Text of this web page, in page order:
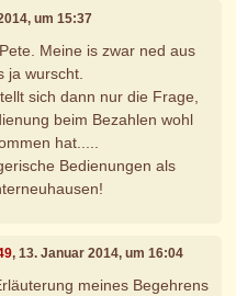
um 15:37
Meine is zwar ned aus
ja wurscht.
sich dann nur die Frage,
beim Bezahlen wohl
hat.....
Bedienungen als
, 13. Januar 2014, um 16:04
meines Begehrens